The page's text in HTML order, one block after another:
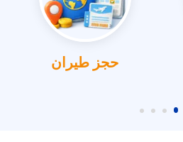
حجز طيران